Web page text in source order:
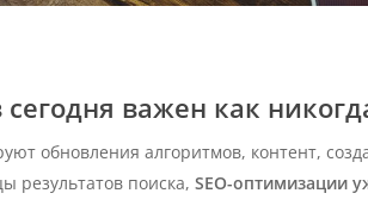
важен как
обновления алгоритмов, контент,
результатов поиска, SEO-оптимизации